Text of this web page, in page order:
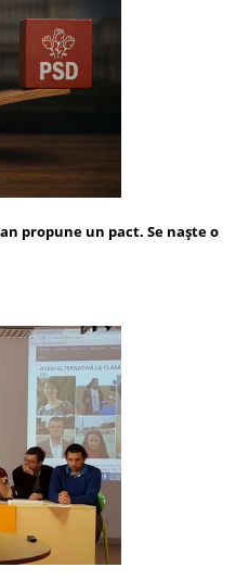
propune un pact. Se naște o